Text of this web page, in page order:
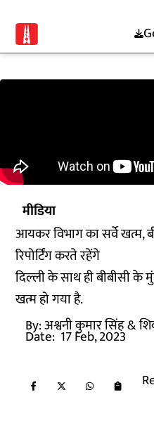
मीडिया
आयकर विभाग का सर्वे खत्म,
रिपोर्टिंग करते रहेंगे
दिल्ली के साथ ही बीबीसी
खत्म हो गया है.
By:अश्वनी कुमार सिंह&
Date: 17 Feb, 2023